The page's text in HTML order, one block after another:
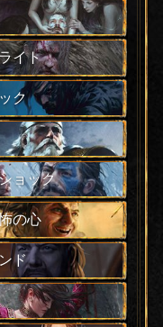
イト
ク
ョック
の心
ド